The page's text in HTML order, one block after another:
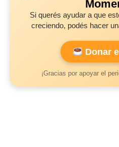
Si querés ayudar a que
creciendo, podés hacer
Donar
¡Gracias por apoyar el